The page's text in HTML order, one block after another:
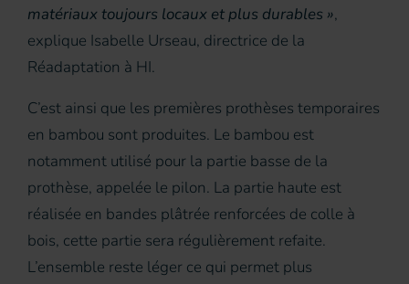
matériaux toujours locaux et plus durables »,
explique Isabelle Urseau, directrice de la
Réadaptation à HI.
C’est ainsi que les premières prothèses temporaires
en bambou sont produites. Le bambou est
notamment utilisé pour la partie basse de la
prothèse, appelée le pilon. La partie haute est
réalisée en bandes plâtrée renforcées de colle à
bois, cette partie sera régulièrement refaite.
L’ensemble reste léger ce qui permet plus